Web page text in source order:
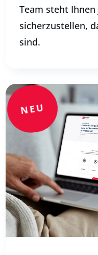
Team steht
sicherzustellen,
sind.
NEU